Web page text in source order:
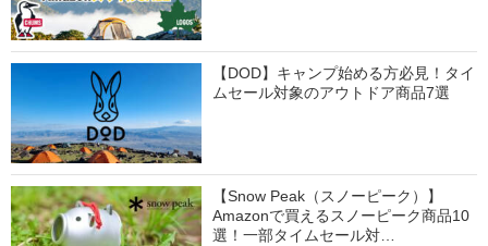
【DOD】キャンプ始める方必見！タイ
ムセール対象のアウトドア商品7選
【Snow Peak（スノーピーク）】
Amazonで買えるスノーピーク商品10
選！一部タイムセール対…